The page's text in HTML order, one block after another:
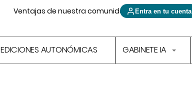
Ventajas de nuestra comunidad Entra en tu cuenta
EDICIONES AUTONÓMICAS GABINETE IA